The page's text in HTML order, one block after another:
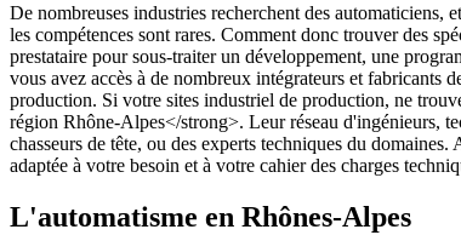
De nombreuses industries recherchent des
les compétences sont rares. Comment donc trouver des
prestataire pour sous-traiter un développement, une
vous avez accès à de nombreux intégrateurs et fabricants
production. Si votre sites industriel de production, ne
région Rhône-Alpes</strong>. Leur réseau d'ingénieurs,
chasseurs de tête, ou des experts techniques du
adaptée à votre besoin et à votre cahier des charges
L'automatisme en Rhônes-Alpes